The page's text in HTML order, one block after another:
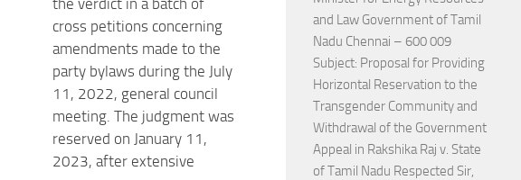
cross petitions concerning
amendments made to the
party bylaws during the July
11, 2022, general council
meeting. The judgment was
reserved on January 11,
2023, after extensive
and Law Government of Tamil
Nadu Chennai – 600 009
Subject: Proposal for Providing
Horizontal Reservation to the
Transgender Community and
Withdrawal of the Government
Appeal in Rakshika Raj v. State
of Tamil Nadu Respected Sir,